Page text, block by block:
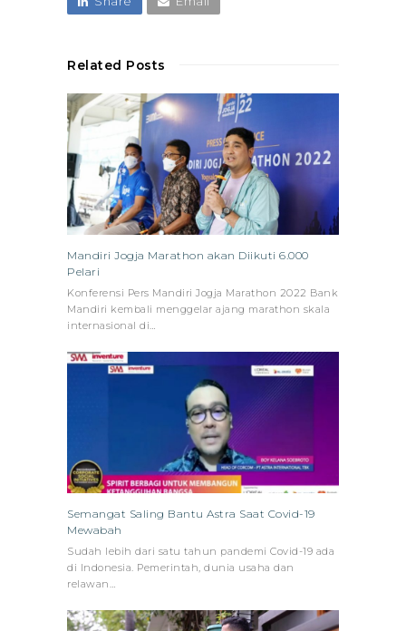
Related Posts
Mandiri Jogja Marathon akan Diikuti 6.000
Pelari
Konferensi Pers Mandiri Jogja Marathon 2022 Bank
Mandiri kembali menggelar ajang marathon skala
internasional di…
Semangat Saling Bantu Astra Saat Covid-19
Mewabah
Sudah lebih dari satu tahun pandemi Covid-19 ada
di Indonesia. Pemerintah, dunia usaha dan
relawan…